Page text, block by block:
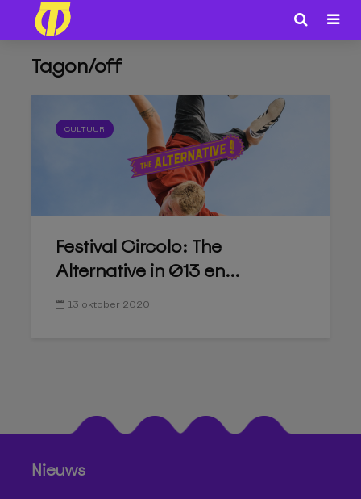
Tagon/off
CULTUUR
Festival Circolo: The
Alternative in 013 en...
13 oktober 2020
Nieuws